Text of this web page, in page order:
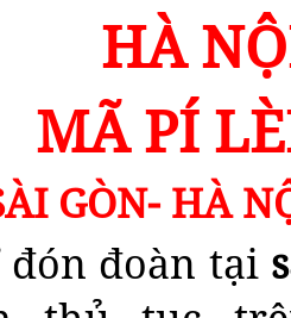
HÀ
MÃ PÍ
GÒN- HÀ
đón đoàn tại